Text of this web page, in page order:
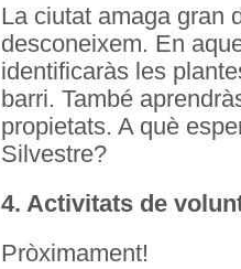
La ciutat amaga gran
desconeixem. En
identificaràs les
barri. També
propietats. A què
Silvestre?
4. Activitats de
Pròximament!